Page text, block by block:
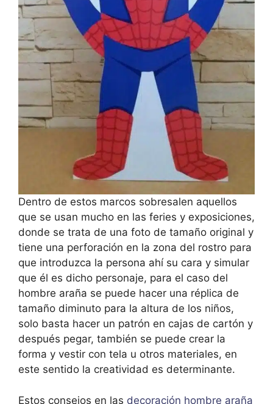
Dentro de estos marcos sobresalen aquellos
que se usan mucho en las feries y exposiciones,
donde se trata de una foto de tamaño original y
tiene una perforación en la zona del rostro para
que introduzca la persona ahí su cara y simular
que él es dicho personaje, para el caso del
hombre araña se puede hacer una réplica de
tamaño diminuto para la altura de los niños,
solo basta hacer un patrón en cajas de cartón y
después pegar, también se puede crear la
forma y vestir con tela u otros materiales, en
este sentido la creatividad es determinante.
Estos consejos en las decoración hombre araña